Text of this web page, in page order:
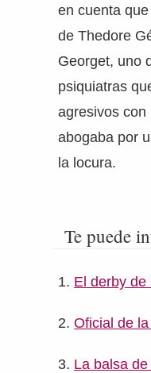
en cuenta
de Thedore
Georget, uno
psiquiatras
agresivos con
abogaba por
la locura.
Te puede
El derby de
Oficial de
La balsa